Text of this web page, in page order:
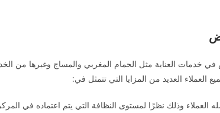
العناية مثل الحمام المغربي والمساج وغيرها من
العملاء العديد من المزايا التي تتمثل في:
العملاء وذلك نظرًا لمستوى النظافة التي يتم اعتماده في